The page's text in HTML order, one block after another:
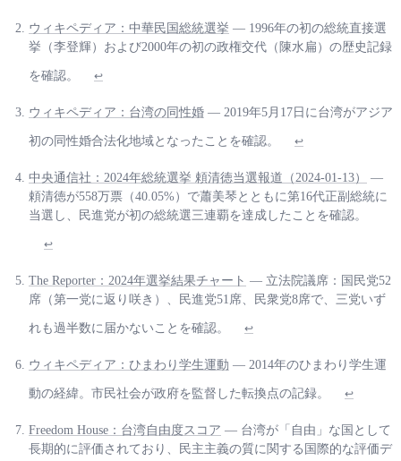
ウィキペディア：中華民国総統選挙 — 1996年の初の総統直接選
挙（李登輝）および2000年の初の政権交代（陳水扁）の歴史記録
を確認。 ↩
ウィキペディア：台湾の同性婚 — 2019年5月17日に台湾がアジア
初の同性婚合法化地域となったことを確認。 ↩
中央通信社：2024年総統選挙 頼清徳当選報道（2024-01-13）
—
頼清徳が558万票（40.05%）で蕭美琴とともに第16代正副総統に
当選し、民進党が初の総統選三連覇を達成したことを確認。
↩
The Reporter：2024年選挙結果チャート — 立法院議席：国民党52
席（第一党に返り咲き）、民進党51席、民衆党8席で、三党いず
れも過半数に届かないことを確認。 ↩
ウィキペディア：ひまわり学生運動 — 2014年のひまわり学生運
動の経緯。市民社会が政府を監督した転換点の記録。 ↩
Freedom House：台湾自由度スコア — 台湾が「自由」な国として
長期的に評価されており、民主主義の質に関する国際的な評価デ